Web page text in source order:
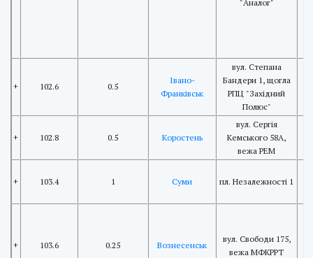
"Аналог"
+ 102.6 0.5
Івано-
Франківськ
вул. Степана
Бандери 1, щогла
РПЦ "Західний
Полюс"
+ 102.8 0.5 Коростень
вул. Сергія
Кемського 58А,
вежа РЕМ
+ 103.4 1 Суми пл. Незалежності 1
+ 103.6 0.25 Вознесенськ
вул. Свободи 175,
вежа МФКРРТ